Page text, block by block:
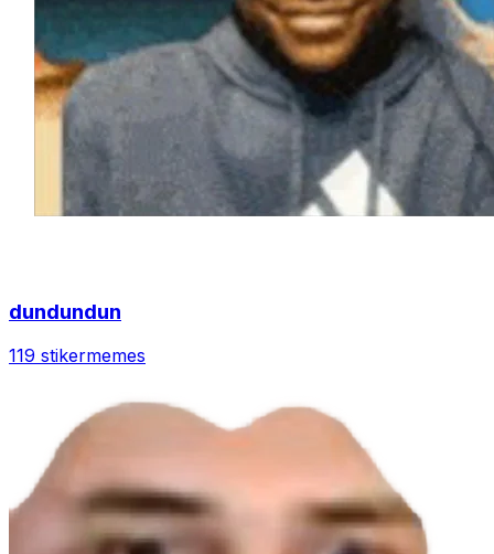
dundundun
119 stikermemes